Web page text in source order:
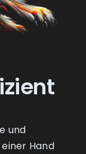
und
Hand